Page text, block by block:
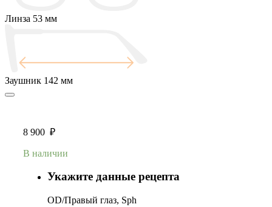
Линза 53 мм
Заушник 142 мм
8 900 ₽
В наличии
Укажите данные рецепта
OD/Правый глаз, Sph